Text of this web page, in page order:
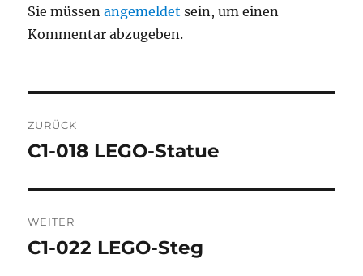
Sie müssenangemeldet sein, um einen
Kommentar abzugeben.
ZURÜCK
Vorheriger
C1-018 LEGO-Statue
WEITER
Nächster
C1-022 LEGO-Steg